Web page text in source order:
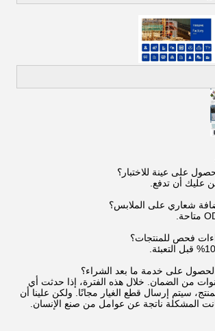
عليك أن تدفع.
نضمن 2 سنوات من الضمان. خلال هذه الفترة، إذا حدثت أي
سيتم إرسال قطع الغيار مجانًا. ولكن علينا أن
المشكلة ناتجة عن عوامل من صنع الإنسان.